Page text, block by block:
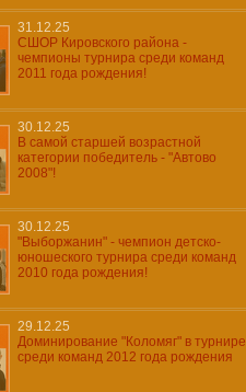
31.12.25
СШОР Кировского района -
чемпионы турнира среди команд
2011 года рождения!
30.12.25
В самой старшей возрастной
категории победитель - "Автово
2008"!
30.12.25
"Выборжанин" - чемпион детско-
юношеского турнира среди команд
2010 года рождения!
29.12.25
Доминирование "Коломяг" в турнире
среди команд 2012 года рождения